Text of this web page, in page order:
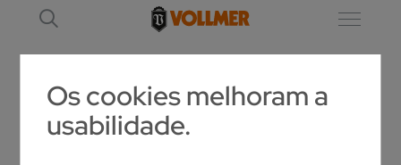
Os cookies melhoram a
usabilidade.NEWSLETTER